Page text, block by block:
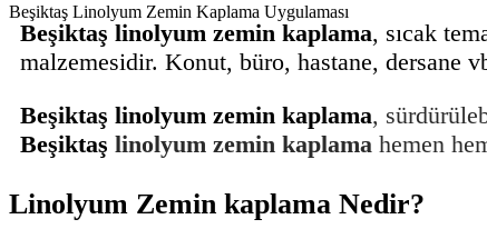
Beşiktaş Linolyum Zemin Kaplama Uygulaması
Beşiktaş linolyum zemin kaplama, sıcak
malzemesidir. Konut, büro, hastane, dersane
Beşiktaş linolyum zemin kaplama,
Beşiktaş linolyum zemin kaplama hemen
Linolyum Zemin kaplama Nedir?